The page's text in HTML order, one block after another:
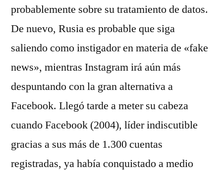
probablemente sobre su tratamiento de datos.
De nuevo, Rusia es probable que siga
saliendo como instigador en materia de «fake
news», mientras Instagram irá aún más
despuntando con la gran alternativa a
Facebook. Llegó tarde a meter su cabeza
cuando Facebook (2004), líder indiscutible
gracias a sus más de 1.300 cuentas
registradas, ya había conquistado a medio